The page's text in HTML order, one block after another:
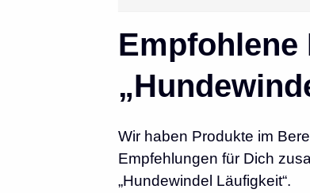
Wir haben Produkte im
Empfehlungen für Dich
„Hundewindel Läufigkeit“.